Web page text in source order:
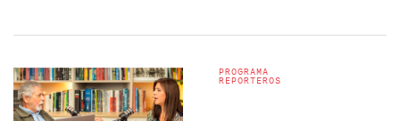
PROGRAMA
REPORTEROS